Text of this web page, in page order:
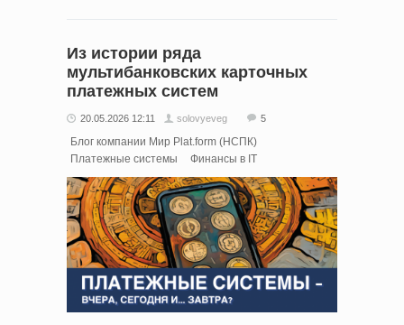
Из истории ряда
мультибанковских карточных
платежных систем
20.05.2026 12:11 solovyeveg 5
Блог компании Мир Plat.form (НСПК)
Платежные системы
Финансы в IT